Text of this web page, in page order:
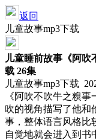
返回
儿童故事mp3下载
儿童睡前故事《阿吹
载 26集
儿童故事mp3下载
《阿吹不吹牛之糗
吹的视角描写了他和
事，整体语言风格比
自觉地就会进入到书